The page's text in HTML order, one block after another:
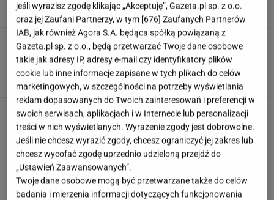
Siedem lat gehenny. "Spłacamy
kredyty za mieszkania, w których mieszkają
ludzie dewelopera"
SUBSKRYPCJA
"Źle rozumiany". Dietetycy rozprawiają się ze
złą sławą białego chleba
Wlewam masę i przykrywam. Po 30 minutach
mam cytrynowy obłoczek
jeśli wyrazisz zgodę klikając „Akceptuję”, Gazeta.pl sp. z o.o.
oraz jej Zaufani Partnerzy, w tym [676] Zaufanych Partnerów
IAB, jak również Agora S.A. będąca spółką powiązaną z
Gazeta.pl sp. z o.o., będą przetwarzać Twoje dane osobowe
takie jak adresy IP, adresy e-mail czy identyfikatory plików
cookie lub inne informacje zapisane w tych plikach do celów
marketingowych, w szczególności na potrzeby wyświetlania
reklam dopasowanych do Twoich zainteresowań i preferencji w
swoich serwisach, aplikacjach i w Internecie lub personalizacji
treści w nich wyświetlanych. Wyrażenie zgody jest dobrowolne.
Jeśli nie chcesz wyrazić zgody, chcesz ograniczyć jej zakres lub
chcesz wycofać zgodę uprzednio udzieloną przejdź do
„Ustawień Zaawansowanych”.
Twoje dane osobowe mogą być przetwarzane także do celów
badania i mierzenia informacji dotyczących funkcjonowania